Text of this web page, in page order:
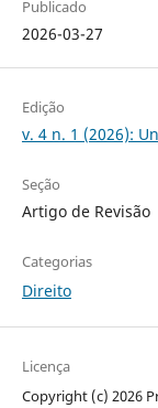
Publicado
2026-03-27
Edição
v. 4 n. 1 (2026):
Seção
Artigo de Revisão
Categorias
Direito
Licença
Copyright (c) 2026